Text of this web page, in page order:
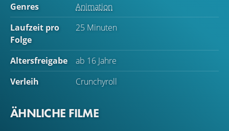
Genres
Animation
Laufzeit pro
Folge
25 Minuten
Altersfreigabe
ab 16 Jahre
Verleih
Crunchyroll
ÄHNLICHE FILME